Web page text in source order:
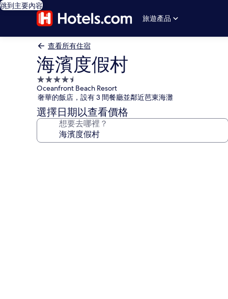
跳到主要內容
旅遊產品
查看所有住宿
海濱度假村
4.5
星
級
住
宿
Oceanfront Beach Resort
奢華的飯店，設有 3 間餐廳並鄰近芭東海灘
選擇日期以查看價格
想要去哪裡？